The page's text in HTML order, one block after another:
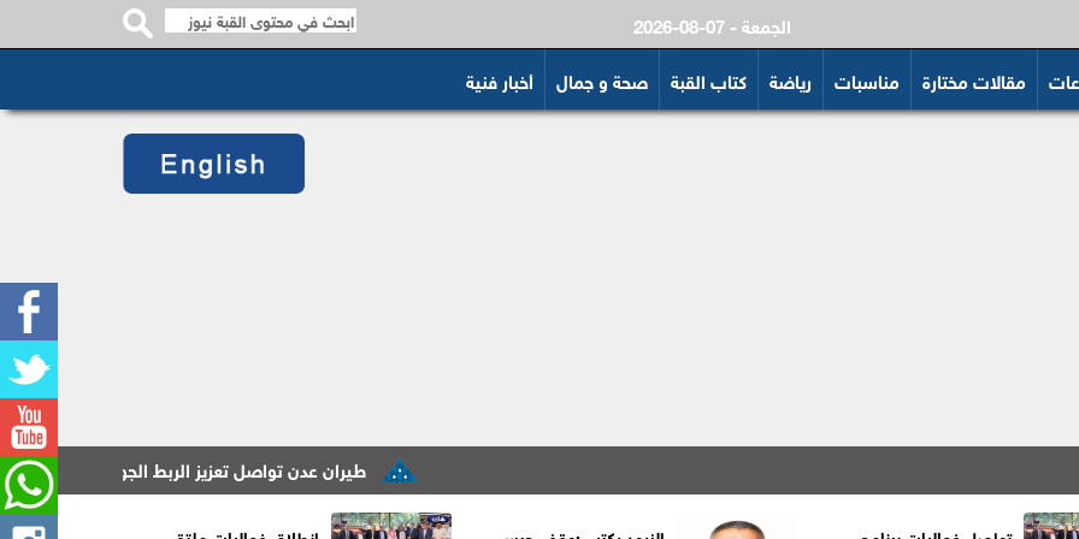
2026-08-07 - الجمعة
مقالات مختارة مناسبات رياضة كتاب القبة صحة و جمال أخبار فنية
طيران عدن تواصل تعزيز الربط الجوي برحلات أسبوعية